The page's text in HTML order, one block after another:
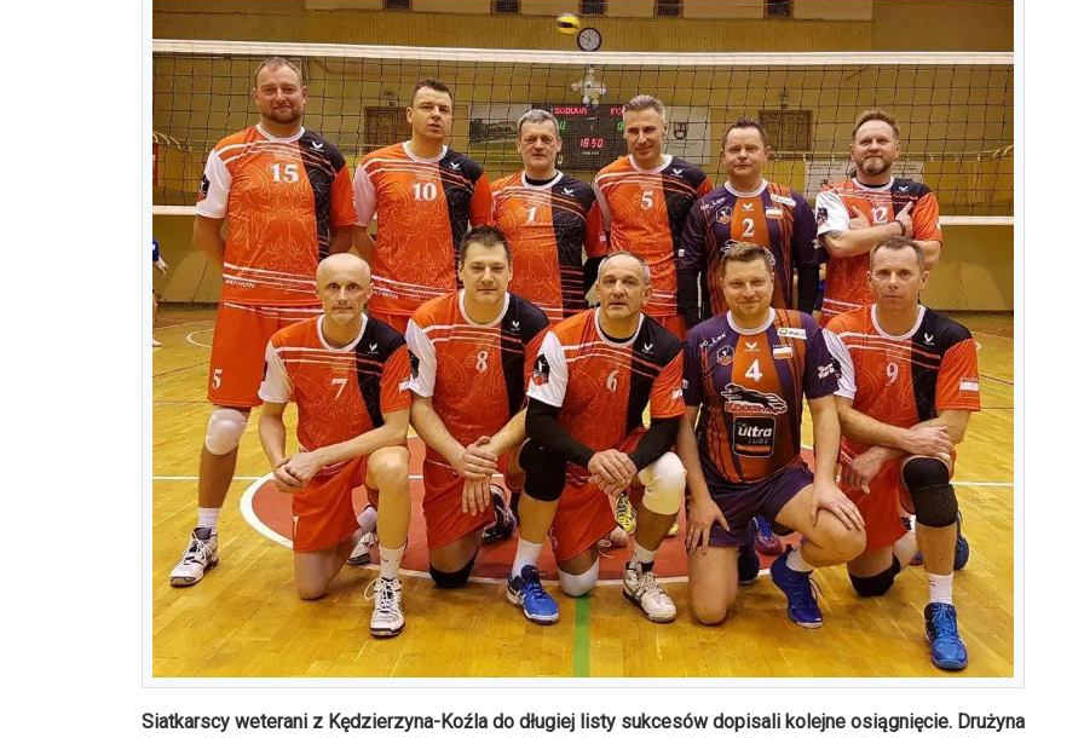
Siatkarscy weterani z Kędzierzyna-Koźla do długiej listy sukcesów dopisali kolejne osiągnięcie. Drużyna